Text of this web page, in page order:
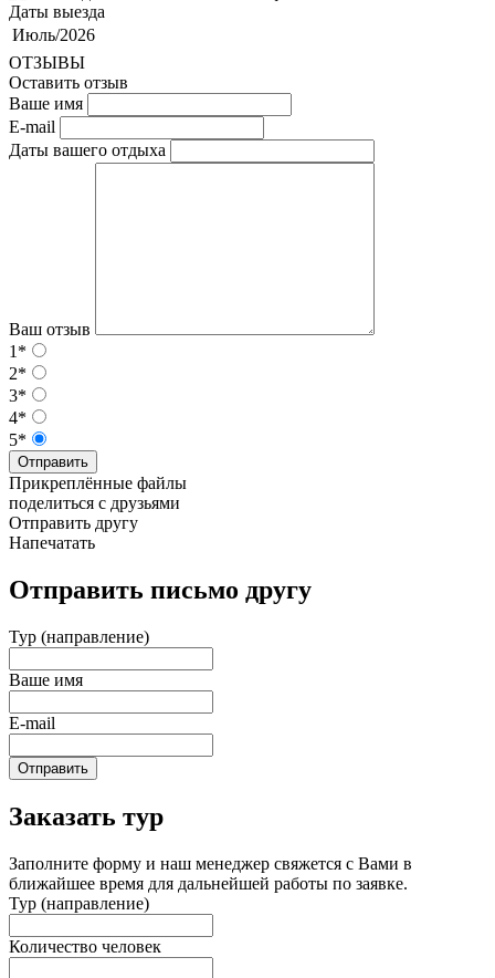
Даты выезда
Июль/2026
ОТЗЫВЫ
Оставить отзыв
Ваше имя
E-mail
Даты вашего отдыха
Ваш отзыв
1*
2*
3*
4*
5*
Отправить
Прикреплённые файлы
поделиться с друзьями
Отправить другу
Напечатать
Отправить письмо другу
Тур (направление)
Ваше имя
E-mail
Отправить
Заказать тур
Заполните форму и наш менеджер свяжется с Вами в
ближайшее время для дальнейшей работы по заявке.
Тур (направление)
Количество человек